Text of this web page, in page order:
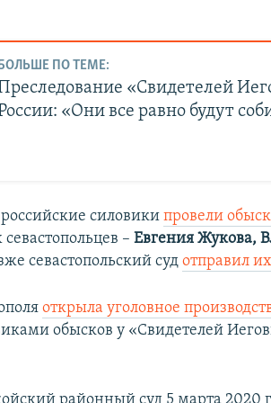
ПО ТЕМЕ:
«Свидетелей
«Они все равно будут
силовикипровели
– Евгения Жукова,
севастопольский судотправил
открыла уголовное
обысков у «Свидетелей